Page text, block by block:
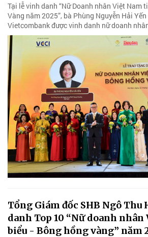
Tại lễ vinh danh “Nữ Doanh nhân Việt Nam
Vàng năm 2025”, bà Phùng Nguyễn Hải
Vietcombank được vinh danh nữ doanh
Tổng Giám đốc SHB Ngô Thu
danh Top 10 “Nữ doanh
biểu - Bông hồng vàng” năm